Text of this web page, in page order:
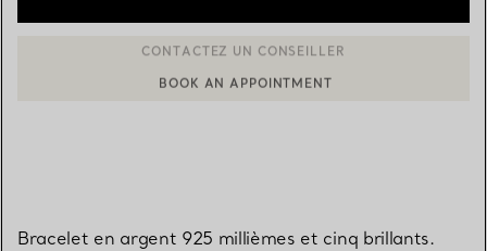
CONTACTER UN CONSEILLER CLIENT OU PRENDRE RENDEZ-
Bracelet en argent 925 millièmes et cinq brillants.